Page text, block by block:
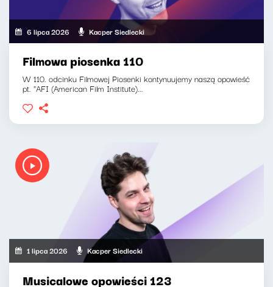
6 lipca 2026 Kacper Siedlecki
Filmowa piosenka 110
W 110. odcinku Filmowej Piosenki kontynuujemy naszą opowieść
pt. "AFI (American Film Institute)...
1 lipca 2026 Kacper Siedlecki
Musicalowe opowieści 123